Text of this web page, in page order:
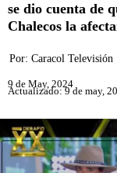
se dio cuenta de
Chalecos la
Por: Caracol Televisión
9 de May, 2024
Actualizado: 9 de may,